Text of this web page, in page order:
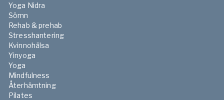
Yoga Nidra
Sömn
Rehab & prehab
Stresshantering
Kvinnohälsa
Yinyoga
Yoga
Mindfulness
Återhämtning
Pilates